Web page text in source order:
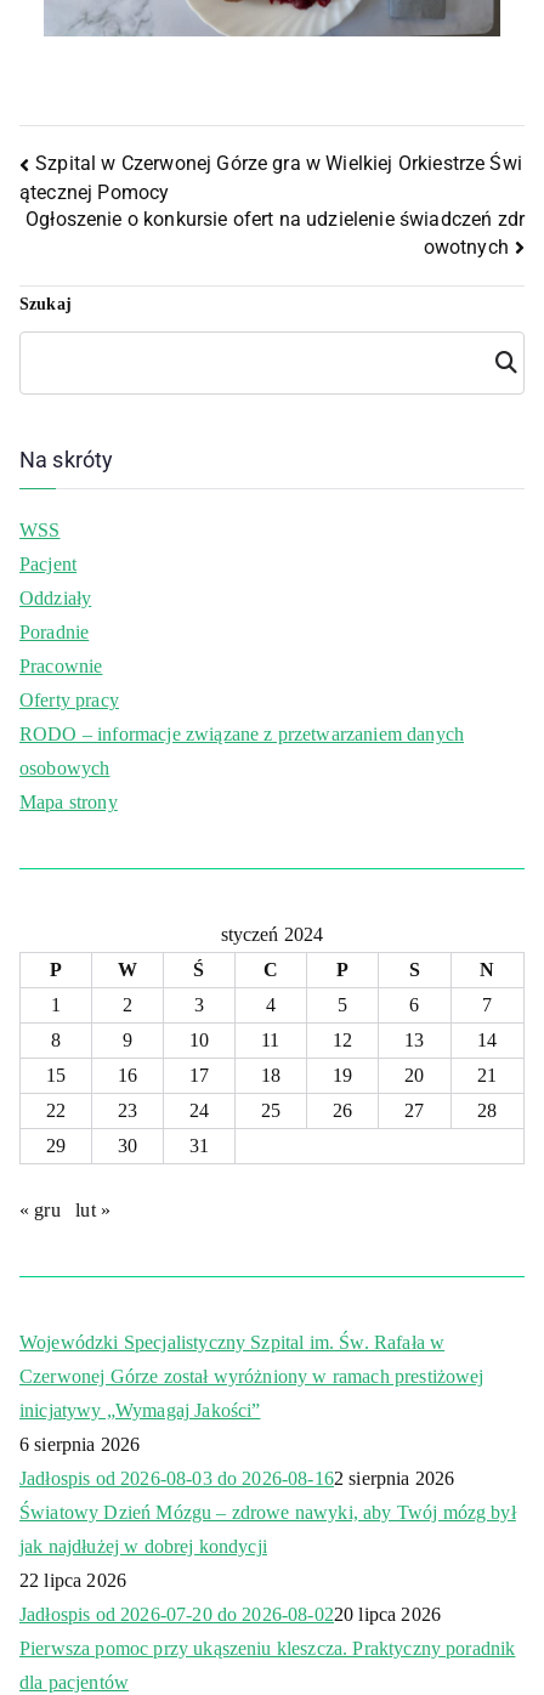
Szpital w Czerwonej Górze gra w Wielkiej Orkiestrze Świ
ątecznej Pomocy
Ogłoszenie o konkursie ofert na udzielenie świadczeń zdr
owotnych
Szukaj
Szuka
j
Na skróty
WSS
Pacjent
Oddziały
Poradnie
Pracownie
Oferty pracy
RODO – informacje związane z przetwarzaniem danych
osobowych
Mapa strony
styczeń 2024
P
W Ś C P S
N
1
2 3 4 5 6
7
8
9 10 11 12 13
14
15
16 17 18 19 20
21
22
23 24 25 26 27
28
29
30 31
« gru lut »
Wojewódzki Specjalistyczny Szpital im. Św. Rafała w
Czerwonej Górze został wyróżniony w ramach prestiżowej
inicjatywy „Wymagaj Jakości”
6 sierpnia 2026
Jadłospis od 2026-08-03 do 2026-08-162 sierpnia 2026
Światowy Dzień Mózgu – zdrowe nawyki, aby Twój mózg był
jak najdłużej w dobrej kondycji
22 lipca 2026
Jadłospis od 2026-07-20 do 2026-08-0220 lipca 2026
Pierwsza pomoc przy ukąszeniu kleszcza. Praktyczny poradnik
dla pacjentów